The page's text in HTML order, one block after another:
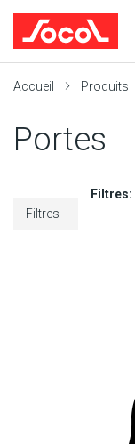
recherche
recherche
navigation
Accueil Produits
Portes
Filtres
Filtres: